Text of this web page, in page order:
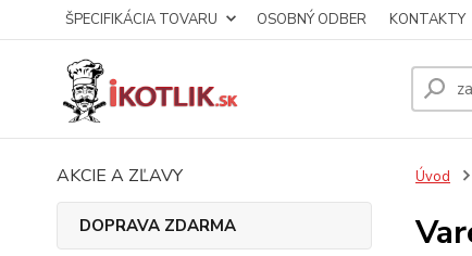
ŠPECIFIKÁCIA TOVARU OSOBNÝ ODBER KONTAKTY
AKCIE A ZĽAVY
DOPRAVA ZDARMA
Úvod